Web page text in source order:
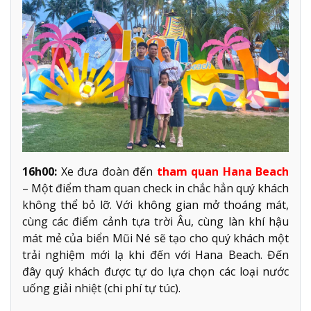
16h00: Xe đưa đoàn đến tham quan Hana Beach
– Một điểm tham quan check in chắc hẳn quý khách
không thể bỏ lỡ. Với không gian mở thoáng mát,
cùng các điểm cảnh tựa trời Âu, cùng làn khí hậu
mát mẻ của biển Mũi Né sẽ tạo cho quý khách một
trải nghiệm mới lạ khi đến với Hana Beach. Đến
đây quý khách được tự do lựa chọn các loại nước
uống giải nhiệt (chi phí tự túc).